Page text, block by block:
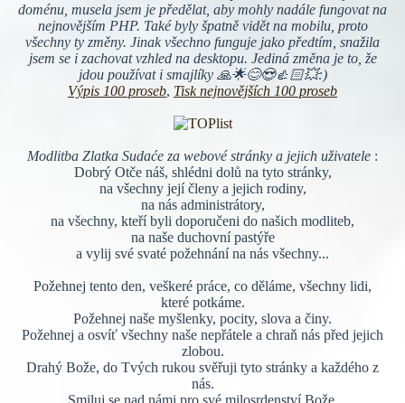
doménu, musela jsem je předělat, aby mohly nadále fungovat na
nejnovějším PHP. Také byly špatně vidět na mobilu, proto
všechny ty změny. Jinak všechno funguje jako předtím, snažila
jsem se i zachovat vzhled na desktopu. Jediná změna je to, že
jdou používat i smajlíky 🙏🌟😊😍👍🏻💥:)
Výpis 100 proseb, Tisk nejnovějších 100 proseb
Modlitba Zlatka Sudaće za webové stránky a jejich uživatele :
Dobrý Otče náš, shlédni dolů na tyto stránky,
na všechny její členy a jejich rodiny,
na nás administrátory,
na všechny, kteří byli doporučeni do našich modliteb,
na naše duchovní pastýře
a vylij své svaté požehnání na nás všechny...
Požehnej tento den, veškeré práce, co děláme, všechny lidi,
které potkáme.
Požehnej naše myšlenky, pocity, slova a činy.
Požehnej a osvíť všechny naše nepřátele a chraň nás před jejich
zlobou.
Drahý Bože, do Tvých rukou svěřuji tyto stránky a každého z
nás.
Smiluj se nad námi pro své milosrdenství Bože.